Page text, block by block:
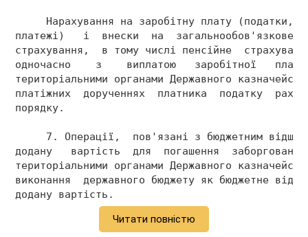
Нарахування на заробітну плату (податки,
платежі)   і  внески  на  загальнообов'язкове
страхування,  в тому числі пенсійне
одночасно    з    виплатою   заробітної
територіальними органами Державного
платіжних  дорученнях  платника  податку
порядку.
7. Операції,  пов'язані з бюджетним
додану   вартість  для  погашення
територіальними органами Державного
виконання  державного бюджету як бюджетне
додану вартість.
Читати повністю